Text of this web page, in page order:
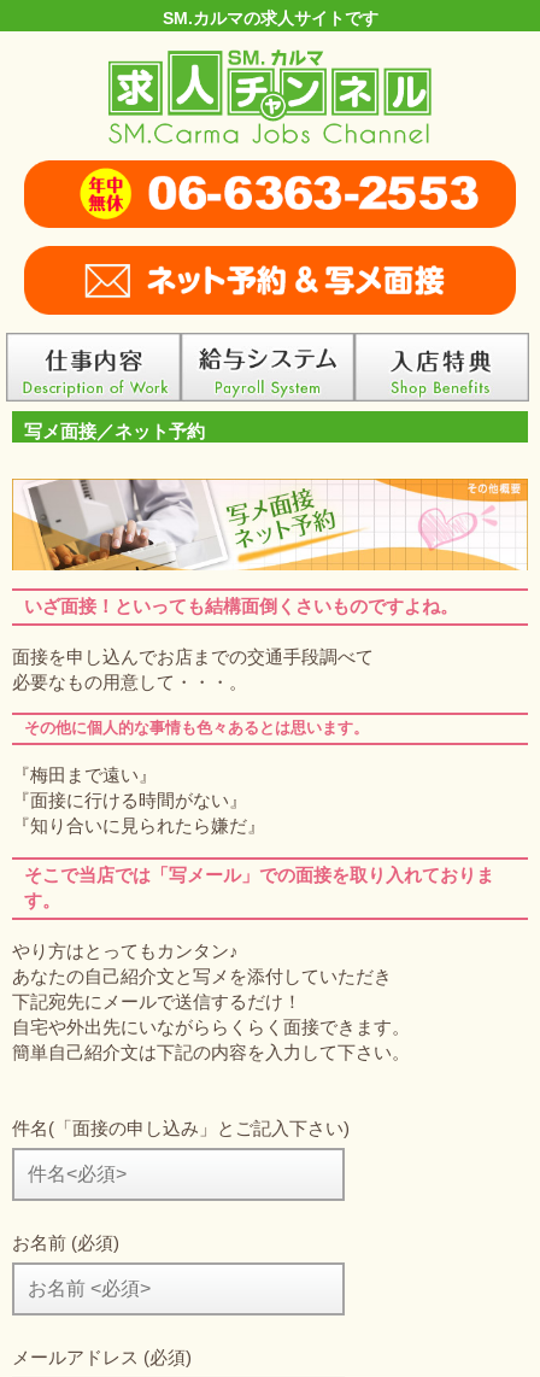
SM.カルマの求人サイトです
写メ面接／ネット予約
いざ面接！といっても結構面倒くさいものですよね。
面接を申し込んでお店までの交通手段調べて
必要なもの用意して・・・。
その他に個人的な事情も色々あるとは思います。
『梅田まで遠い』
『面接に行ける時間がない』
『知り合いに見られたら嫌だ』
そこで当店では「写メール」での面接を取り入れておりま
す。
やり方はとってもカンタン♪
あなたの自己紹介文と写メを添付していただき
下記宛先にメールで送信するだけ！
自宅や外出先にいながららくらく面接できます。
簡単自己紹介文は下記の内容を入力して下さい。
件名(「面接の申し込み」とご記入下さい)
お名前 (必須)
メールアドレス (必須)